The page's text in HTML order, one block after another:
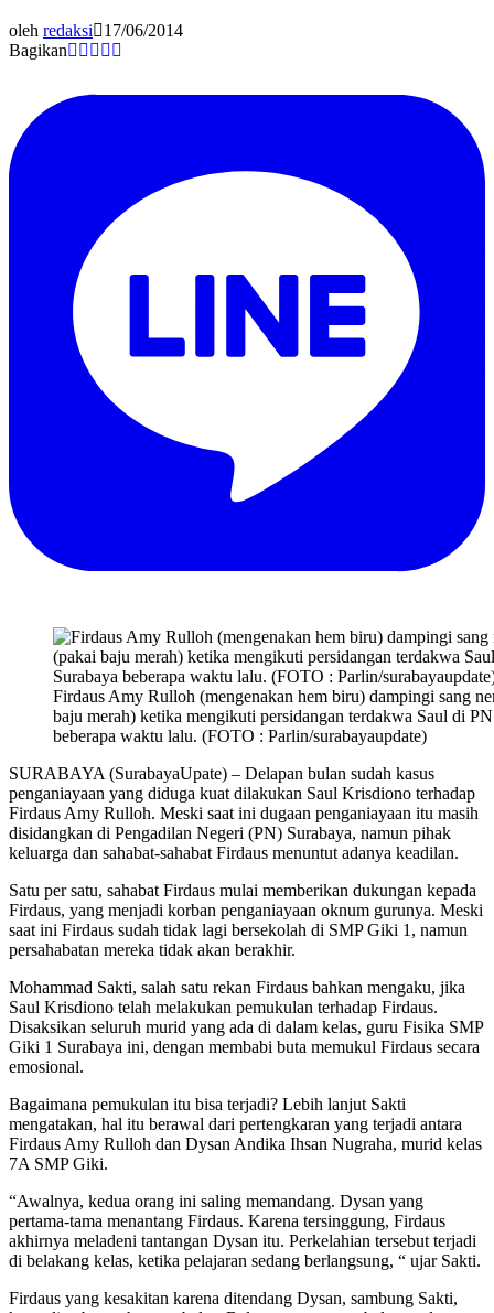
oleh redaksi
17/06/2014
Bagikan
Firdaus Amy Rulloh (mengenakan hem biru) dampingi sang
baju merah) ketika mengikuti persidangan terdakwa Saul di
beberapa waktu lalu. (FOTO : Parlin/surabayaupdate)
SURABAYA (SurabayaUpate) – Delapan bulan sudah kasus
penganiayaan yang diduga kuat dilakukan Saul Krisdiono terhadap
Firdaus Amy Rulloh. Meski saat ini dugaan penganiayaan itu masih
disidangkan di Pengadilan Negeri (PN) Surabaya, namun pihak
keluarga dan sahabat-sahabat Firdaus menuntut adanya keadilan.
Satu per satu, sahabat Firdaus mulai memberikan dukungan kepada
Firdaus, yang menjadi korban penganiayaan oknum gurunya. Meski
saat ini Firdaus sudah tidak lagi bersekolah di SMP Giki 1, namun
persahabatan mereka tidak akan berakhir.
Mohammad Sakti, salah satu rekan Firdaus bahkan mengaku, jika
Saul Krisdiono telah melakukan pemukulan terhadap Firdaus.
Disaksikan seluruh murid yang ada di dalam kelas, guru Fisika SMP
Giki 1 Surabaya ini, dengan membabi buta memukul Firdaus secara
emosional.
Bagaimana pemukulan itu bisa terjadi? Lebih lanjut Sakti
mengatakan, hal itu berawal dari pertengkaran yang terjadi antara
Firdaus Amy Rulloh dan Dysan Andika Ihsan Nugraha, murid kelas
7A SMP Giki.
“Awalnya, kedua orang ini saling memandang. Dysan yang
pertama-tama menantang Firdaus. Karena tersinggung, Firdaus
akhirnya meladeni tantangan Dysan itu. Perkelahian tersebut terjadi
di belakang kelas, ketika pelajaran sedang berlangsung, “ ujar Sakti.
Firdaus yang kesakitan karena ditendang Dysan, sambung Sakti,